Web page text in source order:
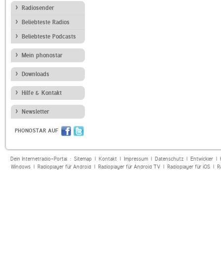
Radiosender
Beliebteste Radios
Beliebteste Podcasts
Mein phonostar
Downloads
Hilfe & Kontakt
Newsletter
PHONOSTAR AUF
Dein Internetradio-Portal : Sitemap| Kontakt| Impressum| Datenschutz| Entwickler|
Windows| Radioplayer für Android| Radioplayer für Android TV| Radioplayer für iOS|